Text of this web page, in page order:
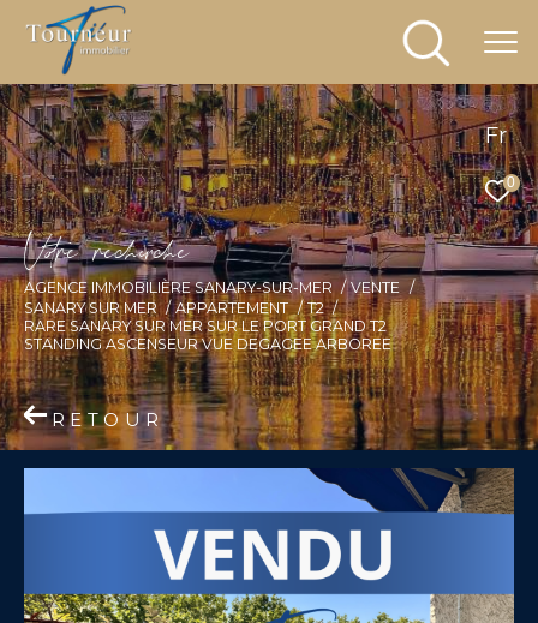
Fr
0
Vore recece
AGENCE IMMOBILIÈRE SANARY-SUR-MER
VENTE
SANARY SUR MER
APPARTEMENT
T2
RARE SANARY SUR MER SUR LE PORT GRAND T2
STANDING ASCENSEUR VUE DEGAGEE ARBOREE
RETOUR